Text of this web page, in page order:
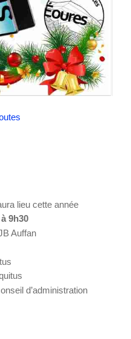
lieu cette année
9h30
Auffan
d’administration